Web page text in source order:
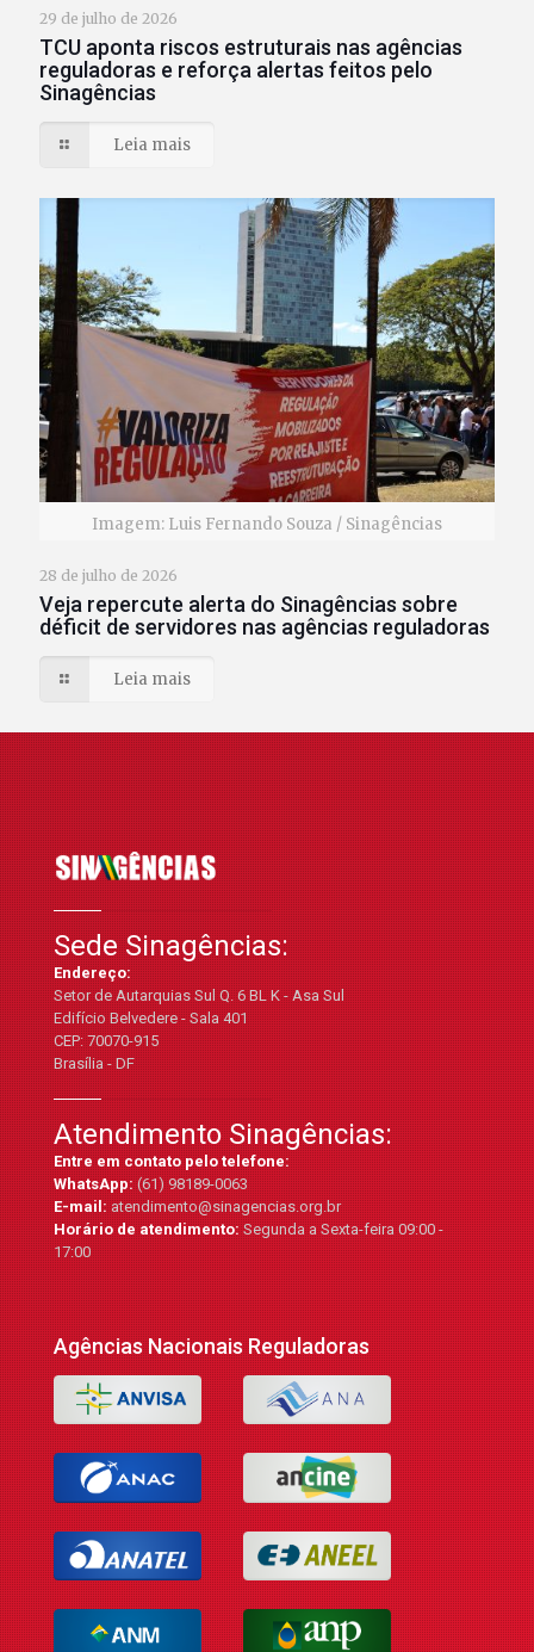
29 de julho de 2026
TCU aponta riscos estruturais nas agências
reguladoras e reforça alertas feitos pelo
Sinagências
Leia mais
Imagem: Luis Fernando Souza / Sinagências
28 de julho de 2026
Veja repercute alerta do Sinagências sobre
déficit de servidores nas agências reguladoras
Leia mais
Sede Sinagências:
Endereço:
Setor de Autarquias Sul Q. 6 BL K - Asa Sul
Edifício Belvedere - Sala 401
CEP: 70070-915
Brasília - DF
Atendimento Sinagências:
Entre em contato pelo telefone:
WhatsApp:(61) 98189-0063
E-mail:atendimento@sinagencias.org.br
Horário de atendimento:Segunda a Sexta-feira 09:00 -
17:00
Agências Nacionais Reguladoras